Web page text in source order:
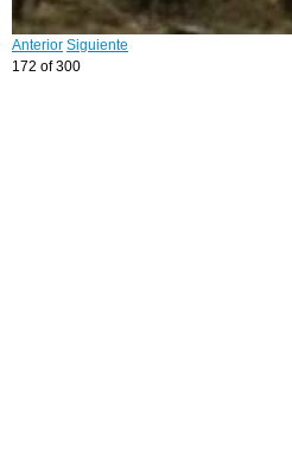
Anterior Siguiente
172 of 300